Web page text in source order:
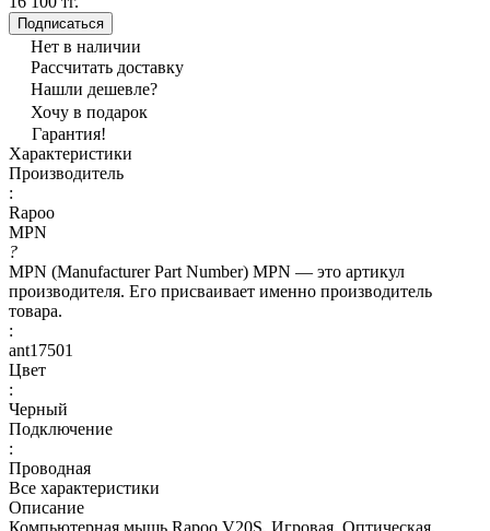
Подписаться
Нет в наличии
Рассчитать доставку
Нашли дешевле?
Хочу в подарок
Гарантия!
Характеристики
Производитель
:
Rapoo
MPN
?
MPN (Manufacturer Part Number) MPN — это артикул
производителя. Его присваивает именно производитель
товара.
:
ant17501
Цвет
:
Черный
Подключение
:
Проводная
Все характеристики
Описание
Компьютерная мышь Rapoo V20S, Игровая, Оптическая,